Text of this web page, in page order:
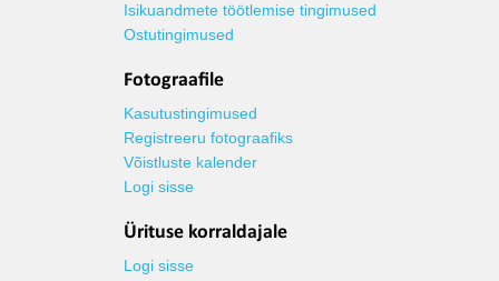
Isikuandmete töötlemise tingimused
Ostutingimused
Fotograafile
Kasutustingimused
Registreeru fotograafiks
Võistluste kalender
Logi sisse
Ürituse korraldajale
Logi sisse